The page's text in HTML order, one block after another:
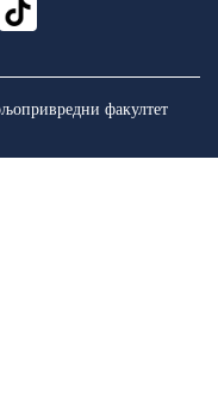
факултет